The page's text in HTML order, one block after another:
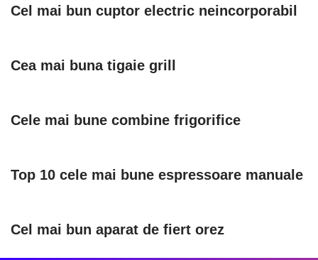
Cel mai bun cuptor electric neincorporabil
Cea mai buna tigaie grill
Cele mai bune combine frigorifice
Top 10 cele mai bune espressoare manuale
Cel mai bun aparat de fiert orez